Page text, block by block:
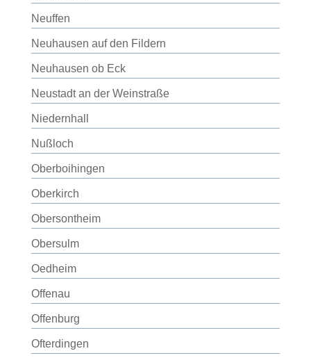
Neuffen
Neuhausen auf den Fildern
Neuhausen ob Eck
Neustadt an der Weinstraße
Niedernhall
Nußloch
Oberboihingen
Oberkirch
Obersontheim
Obersulm
Oedheim
Offenau
Offenburg
Ofterdingen